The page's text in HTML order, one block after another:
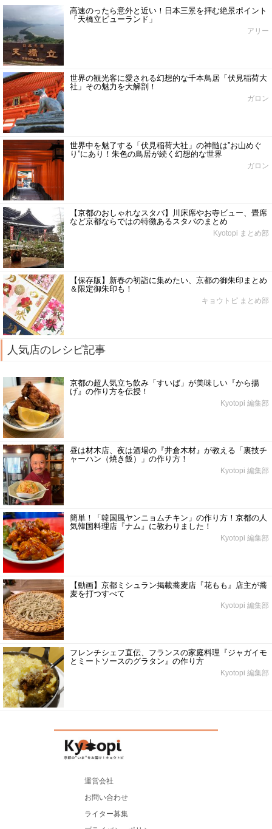
高速のったら意外と近い！日本三景を拝む絶景ポイント
「天橋立ビューランド」
アリー
世界の観光客に愛される幻想的な千本鳥居「伏見稲荷大
社」その魅力を大解剖！
ガロン
世界中を魅了する「伏見稲荷大社」の神髄は”お山めぐ
り”にあり！朱色の鳥居が続く幻想的な世界
ガロン
【京都のおしゃれなスタバ】川床席やお寺ビュー、畳席
など京都ならではの特徴あるスタバのまとめ
Kyotopi まとめ部
【保存版】新春の初詣に集めたい、京都の御朱印まとめ
＆限定御朱印も！
キョウトピ まとめ部
人気店のレシピ記事
京都の超人気立ち飲み「すいば」が美味しい『から揚
げ』の作り方を伝授！
Kyotopi 編集部
昼は材木店、夜は酒場の『井倉木材』が教える「裏技チ
ャーハン（焼き飯）」の作り方！
Kyotopi 編集部
簡単！「韓国風ヤンニョムチキン」の作り方！京都の人
気韓国料理店『ナム』に教わりました！
Kyotopi 編集部
【動画】京都ミシュラン掲載蕎麦店『花もも』店主が蕎
麦を打つすべて
Kyotopi 編集部
フレンチシェフ直伝、フランスの家庭料理『ジャガイモ
とミートソースのグラタン』の作り方
Kyotopi 編集部
運営会社
お問い合わせ
ライター募集